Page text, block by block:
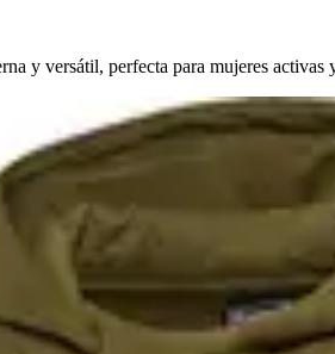
y versátil, perfecta para mujeres activas